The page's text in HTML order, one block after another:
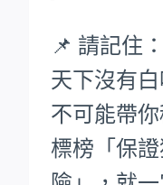
📌 請記住：
天下沒有
不可能帶
標榜「保